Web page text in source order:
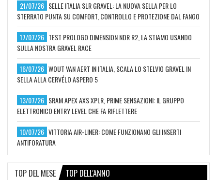
21/07/26 SELLE ITALIA SLR GRAVEL: LA NUOVA SELLA PER LO
STERRATO PUNTA SU COMFORT, CONTROLLO E PROTEZIONE DAL FANGO
17/07/26 TEST PROLOGO DIMENSION NDR R2, LA STIAMO USANDO
SULLA NOSTRA GRAVEL RACE
16/07/26 WOUT VAN AERT IN ITALIA, SCALA LO STELVIO GRAVEL IN
SELLA ALLA CERVÉLO ASPERO 5
13/07/26 SRAM APEX AXS XPLR, PRIME SENSAZIONI: IL GRUPPO
ELETTRONICO ENTRY LEVEL CHE FA RIFLETTERE
10/07/26 VITTORIA AIR-LINER: COME FUNZIONANO GLI INSERTI
ANTIFORATURA
TOP DEL MESE TOP DELL'ANNO